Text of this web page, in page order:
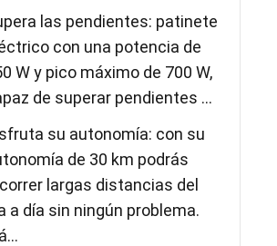
las pendientes: patinete
con una potencia de
W y pico máximo de 700 W,
de superar pendientes ...
su autonomía: con su
de 30 km podrás
largas distancias del
a día sin ningún problema.